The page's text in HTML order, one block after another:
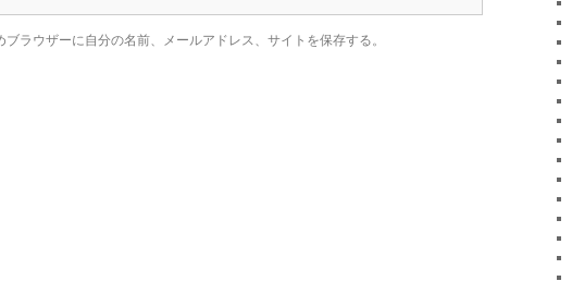
ラウザーに自分の名前、メールアドレス、サイトを保存する。